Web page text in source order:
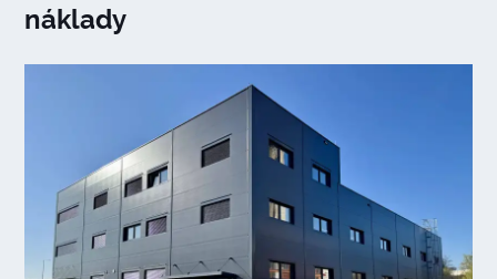
náklady